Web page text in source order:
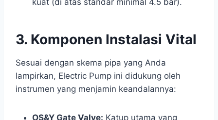
3. Komponen Instalasi Vital
Sesuai dengan skema pipa yang Anda
lampirkan, Electric Pump ini didukung oleh
instrumen yang menjamin keandalannya:
OS&Y Gate Valve: Katup utama yang